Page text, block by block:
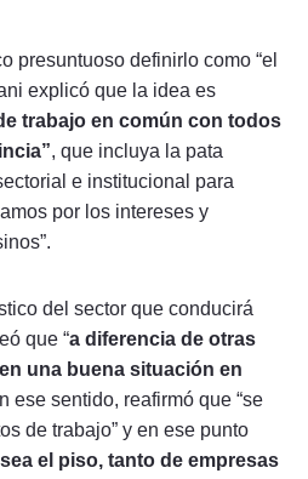
presuntuoso definirlo como “el
explicó que la idea es
trabajo en común con todos
, que incluya la pata
e institucional para
por los intereses y
del sector que conducirá
que “a diferencia de otras
una buena situación en
ese sentido, reafirmó que “se
de trabajo” y en ese punto
el piso, tanto de empresas